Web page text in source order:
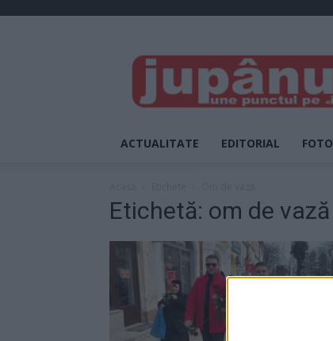
JUPÂNU'
ACTUALITATE EDITORIAL FOTO
Etichetă: om de vază